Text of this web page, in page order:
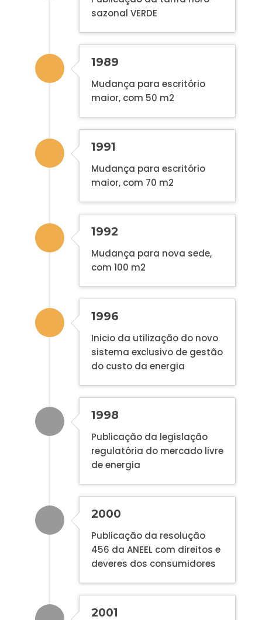
sazonal VERDE
1989
Mudança para escritório
maior, com 50 m2
1991
Mudança para escritório
maior, com 70 m2
1992
Mudança para nova sede,
com 100 m2
1996
Inicio da utilização do novo
sistema exclusivo de gestão
do custo da energia
1998
Publicação da legislação
regulatória do mercado livre
de energia
2000
Publicação da resolução
456 da ANEEL com direitos e
deveres dos consumidores
2001